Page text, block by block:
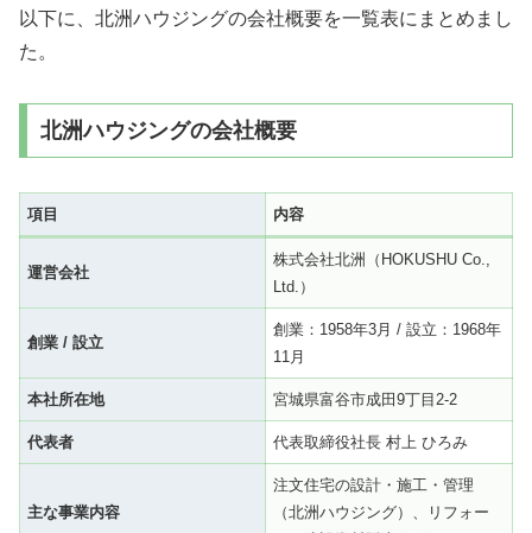
以下に、北洲ハウジングの会社概要を一覧表にまとめまし
た。
北洲ハウジングの会社概要
項目 内容
運営会社
株式会社北洲（HOKUSHU Co.,
Ltd.）
創業 / 設立
創業：1958年3月 / 設立：1968年
11月
本社所在地 宮城県富谷市成田9丁目2-2
代表者 代表取締役社長 村上 ひろみ
主な事業内容
注文住宅の設計・施工・管理
（北洲ハウジング）、リフォー